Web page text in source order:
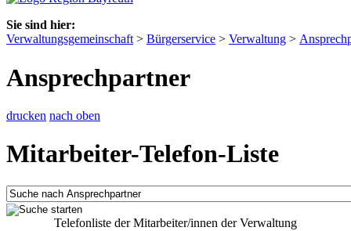
Sie sind hier:
Verwaltungsgemeinschaft > Bürgerservice > Verwaltung >
Ansprechpartner
drucken nach oben
Mitarbeiter-Telefon-Liste
Telefonliste der Mitarbeiter/innen der Verwaltung